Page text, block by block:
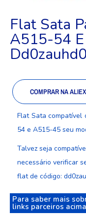
Flat Sata
A515-54
COMPRAR NA
Flat Sata compatível
54 e A515-45 seu
Talvez seja
necessário verificar
flat de código:
Para saber mais
links parceiros